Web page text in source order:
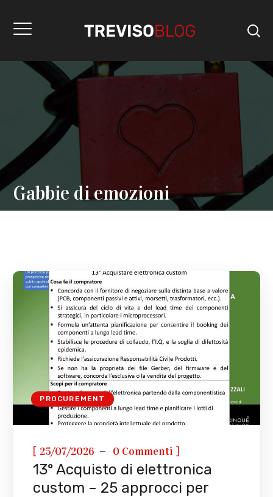
Gabbie di emozioni
PROCUREMENT
[ 25/07/2026 0 Commenti ]
13° Acquisto di elettronica
custom – 25 approcci per